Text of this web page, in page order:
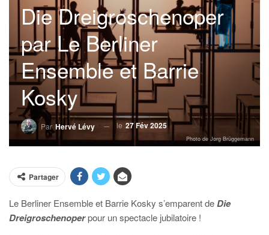
Die Dreigroschenoper
par Le Berliner
Ensemble et Barrie
Kosky
Par Hervé Lévy le 27 Fév 2025
Photo de Jorg Brüggemann
Partager
Le Berliner Ensemble et Barrie Kosky s’emparent deDie
Dreigroschenoperpour un spectacle jubilatoire !